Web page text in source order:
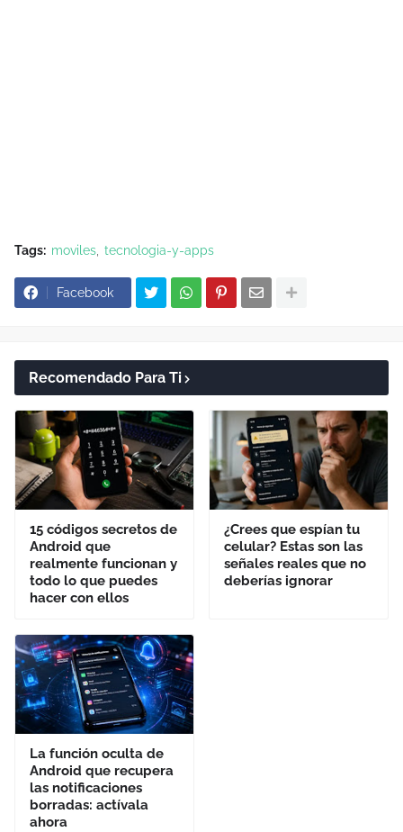
Tags: moviles tecnologia-y-apps
Facebook
Recomendado Para Ti
15 códigos secretos de
Android que
realmente funcionan y
todo lo que puedes
hacer con ellos
¿Crees que espían tu
celular? Estas son las
señales reales que no
deberías ignorar
La función oculta de
Android que recupera
las notificaciones
borradas: actívala
ahora